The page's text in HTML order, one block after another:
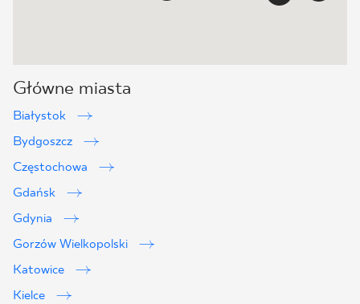
Główne miasta
Białystok
Bydgoszcz
Częstochowa
Gdańsk
Gdynia
Gorzów Wielkopolski
Katowice
Kielce